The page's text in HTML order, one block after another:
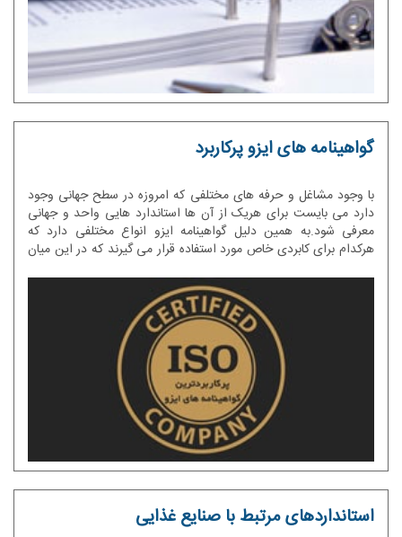
گواهینامه های ایزو پرکاربرد
با وجود مشاغل و حرفه های مختلفی که امروزه در سطح جهانی وجود
دارد می بایست برای هریک از آن ها استاندارد هایی واحد و جهانی
معرفی شود.به همین دلیل گواهینامه ایزو انواع مختلفی دارد که
هرکدام برای کابردی خاص مورد استفاده قرار می گیرند که در این میان
استانداردهای مرتبط با صنایع غذایی